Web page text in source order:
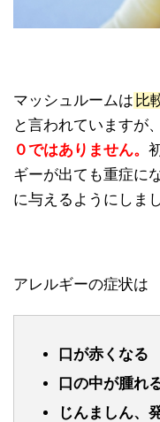
マッシュルームは 比
と言われていますが
０ではありません。
ギーが出ても重症に
に与えるようにしま
アレルギーの症状は
口が赤くなる
口の中が腫れ
じんましん、